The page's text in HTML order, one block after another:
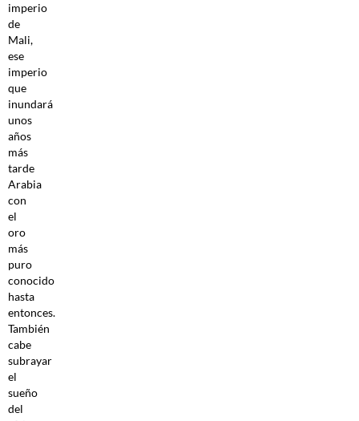
imperio
de
Mali,
ese
imperio
que
inundará
unos
años
más
tarde
Arabia
con
el
oro
más
puro
conocido
hasta
entonces.
También
cabe
subrayar
el
sueño
del